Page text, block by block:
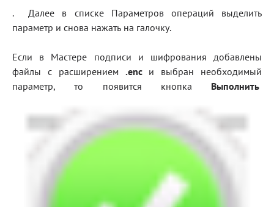
. Далее в списке Параметров операций выделить
параметр и снова нажать на галочку.
Если в Мастере подписи и шифрования добавлены
файлы с расширением .encи выбран необходимый
параметр, то появится кнопка Выполнить